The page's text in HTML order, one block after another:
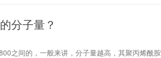
分子量？
之间的，一般来讲，分子量越高，其聚丙烯酰